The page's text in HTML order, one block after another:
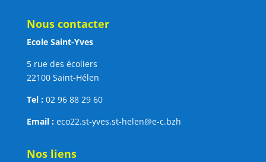
Nous contacter
Ecole Saint-Yves
5 rue des écoliers
22100 Saint-Hélen
Tel :02 96 88 29 60
Email :eco22.st-yves.st-helen@e-c.bzh
Nos liens